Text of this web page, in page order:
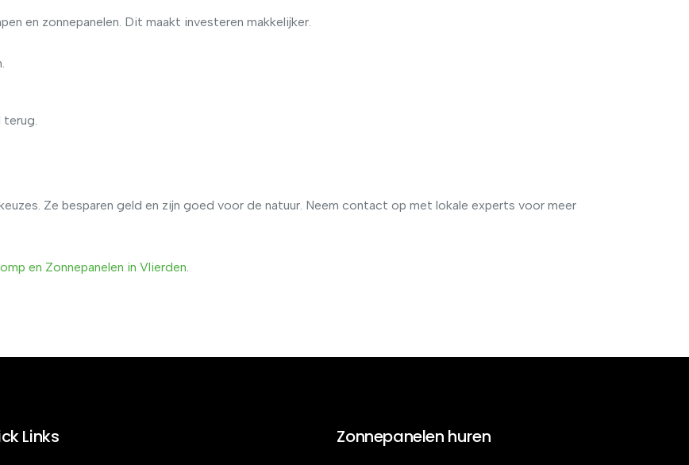
en zonnepanelen. Dit maakt investeren makkelijker.
terug.
Ze besparen geld en zijn goed voor de natuur. Neem contact op met lokale experts voor meer
en Zonnepanelen in Vlierden.
Links Zonnepanelen huren